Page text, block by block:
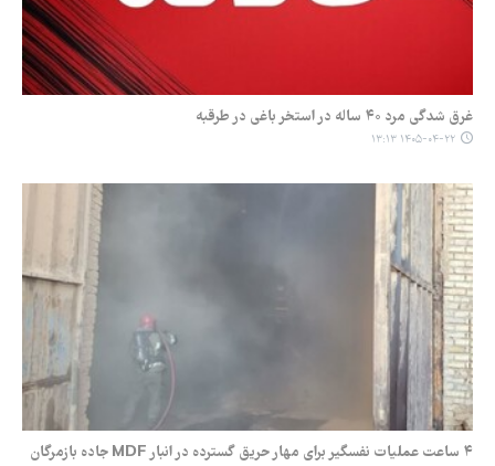
غرق شدگی مرد ۴۰ ساله در استخر باغی در طرقبه
۱۴۰۵-۰۴-۲۲ ۱۳:۱۳
۴ ساعت عملیات نفسگیر برای مهار حریق گسترده در انبار MDF جاده بازمرگان